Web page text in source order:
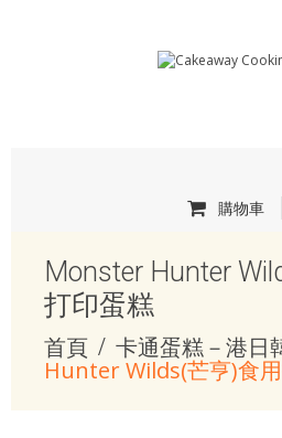
購物車
Monster Hunter
打印蛋糕
首頁 卡通蛋糕－港日
Hunter Wilds(芒亨)食